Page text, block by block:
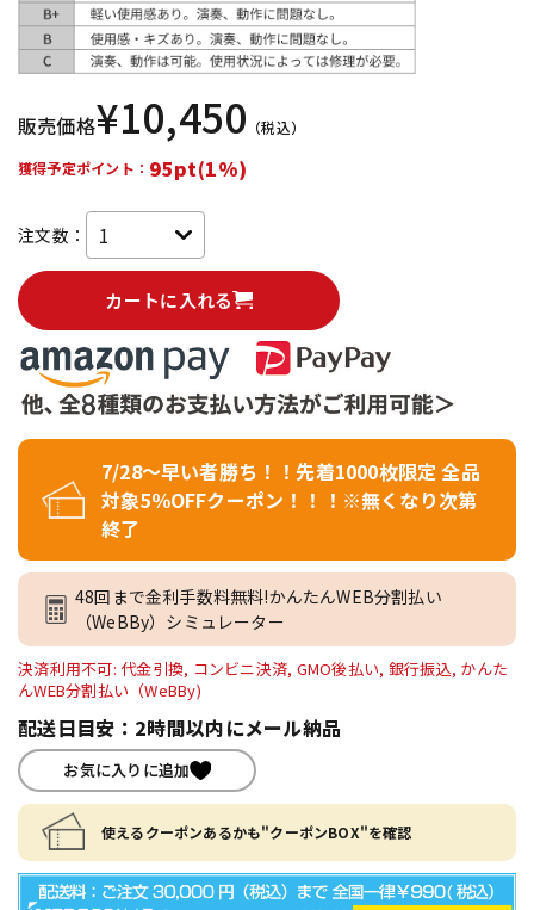
販売価格¥10,450 （税込）
獲得予定ポイント： 95pt(1%)
注文数：
カートに入れる
7/28～早い者勝ち！！先着1000枚限定 全品
対象5％OFFクーポン！！！※無くなり次第
終了
48回まで金利手数料無料!かんたんWEB分割払い
（WeBBy）シミュレーター
決済利用不可: 代金引換, コンビニ決済, GMO後払い, 銀行振込, かんた
んWEB分割払い（WeBBy)
配送日目安：2時間以内にメール納品
お気に入りに追加
使えるクーポンあるかも"クーポンBOX"を確認